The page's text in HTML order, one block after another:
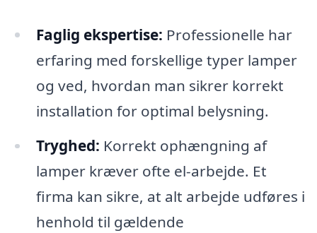
Faglig ekspertise: Professionelle har
erfaring med forskellige typer lamper
og ved, hvordan man sikrer korrekt
installation for optimal belysning.
Tryghed: Korrekt ophængning af
lamper kræver ofte el-arbejde. Et
firma kan sikre, at alt arbejde udføres i
henhold til gældende